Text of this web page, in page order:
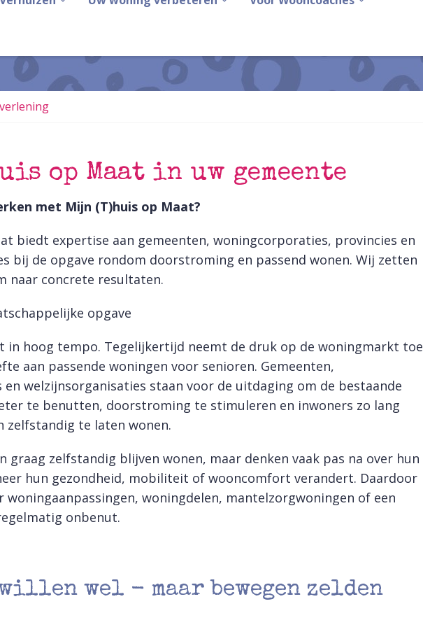
op Maat in uw gemeente
met Mijn (T)huis op Maat?
biedt expertise aan gemeenten, woningcorporaties, provincies en
bij de opgave rondom doorstroming en passend wonen. Wij zetten
naar concrete resultaten.
opgave
in hoog tempo. Tegelijkertijd neemt de druk op de woningmarkt toe
aan passende woningen voor senioren. Gemeenten,
welzijnsorganisaties staan voor de uitdaging om de bestaande
te benutten, doorstroming te stimuleren en inwoners zo lang
te laten wonen.
graag zelfstandig blijven wonen, maar denken vaak pas na over hun
hun gezondheid, mobiliteit of wooncomfort verandert. Daardoor
woningaanpassingen, woningdelen, mantelzorgwoningen of een
onbenut.
wel - maar bewegen zelden